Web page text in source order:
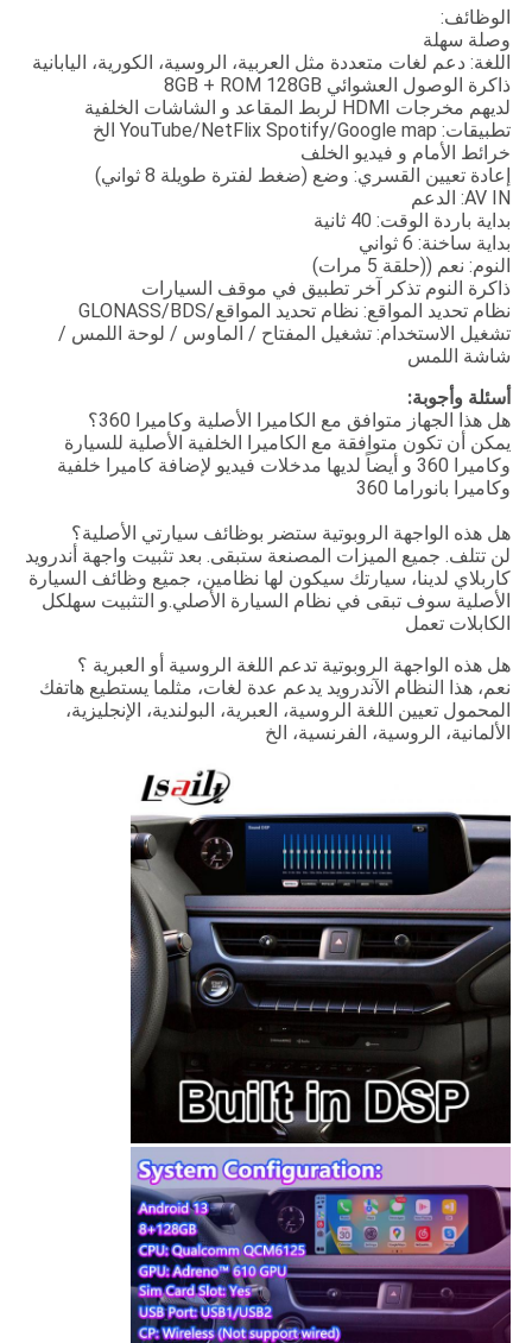
الوظائف:
وصلة سهلة
اللغة: دعم لغات متعددة مثل العربية، الروسية، الكورية، اليابانية
ذاكرة الوصول العشوائي 8GB + ROM 128GB
لديهم مخرجات HDMI لربط المقاعد و الشاشات الخلفية
تطبيقات: YouTube/NetFlix Spotify/Google map الخ
خرائط الأمام و فيديو الخلف
إعادة تعيين القسري: وضع (ضغط لفترة طويلة 8 ثواني)
AV IN: الدعم
بداية باردة الوقت: 40 ثانية
بداية ساخنة: 6 ثواني
النوم: نعم ((حلقة 5 مرات)
ذاكرة النوم تذكر آخر تطبيق في موقف السيارات
نظام تحديد المواقع: نظام تحديد المواقع/GLONASS/BDS
تشغيل الاستخدام: تشغيل المفتاح / الماوس / لوحة اللمس /
شاشة اللمس
أسئلة وأجوبة:
هل هذا الجهاز متوافق مع الكاميرا الأصلية وكاميرا 360؟
يمكن أن تكون متوافقة مع الكاميرا الخلفية الأصلية للسيارة
وكاميرا 360 و أيضاً لديها مدخلات فيديو لإضافة كاميرا خلفية
وكاميرا بانوراما 360
هل هذه الواجهة الروبوتية ستضر بوظائف سيارتي الأصلية؟
لن تتلف. جميع الميزات المصنعة ستبقى. بعد تثبيت واجهة أندرويد
كاربلاي لدينا، سيارتك سيكون لها نظامين، جميع وظائف السيارة
الأصلية سوف تبقى في نظام السيارة الأصلي.و التثبيت سهلكل
الكابلات تعمل
هل هذه الواجهة الروبوتية تدعم اللغة الروسية أو العبرية ؟
نعم، هذا النظام الآندرويد يدعم عدة لغات، مثلما يستطيع هاتفك
المحمول تعيين اللغة الروسية، العبرية، البولندية، الإنجليزية،
الألمانية، الروسية، الفرنسية، الخ